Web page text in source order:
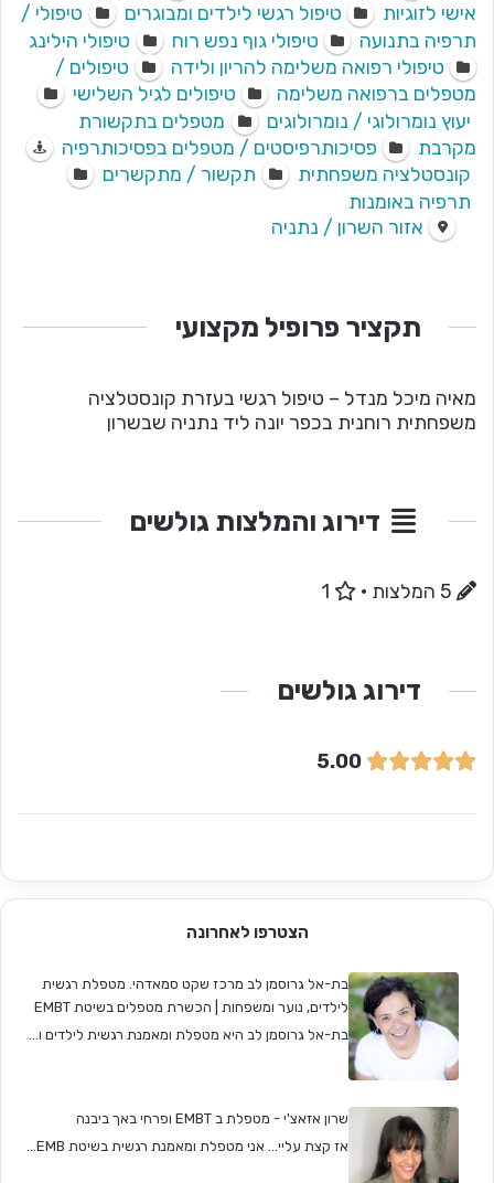
אישי לזוגיות
טיפול רגשי לילדים ומבוגרים
טיפולי /
תרפיה בתנועה
טיפולי גוף נפש רוח
טיפולי הילינג
טיפולי רפואה משלימה להריון ולידה
טיפולים /
מטפלים ברפואה משלימה
טיפולים לגיל השלישי
יעוץ נומרולוגי / נומרולוגים
מטפלים בתקשורת
מקרבת
פסיכותרפיסטים / מטפלים בפסיכותרפיה
קונסטלציה משפחתית
תקשור / מתקשרים
תרפיה באומנות
אזור השרון / נתניה
תקציר פרופיל מקצועי
מאיה מיכל מנדל – טיפול רגשי בעזרת קונסטלציה
משפחתית רוחנית בכפר יונה ליד נתניה שבשרון
דירוג והמלצות גולשים
·
דירוג גולשים
5.00
הצטרפו לאחרונה
בת-אל גרוסמן לב מרכז שקט סמאדהי. מטפלת רגשית
לילדים, נוער ומשפחות | הכשרת מטפלים בשיטת EMBT
בת-אל גרוסמן לב היא מטפלת ומאמנת רגשית לילדים ו...
שרון אזאצ'י - מטפלת ב EMBT ופרחי באך ביבנה
אז קצת עליי... אני מטפלת ומאמנת רגשית בשיטת EMB...